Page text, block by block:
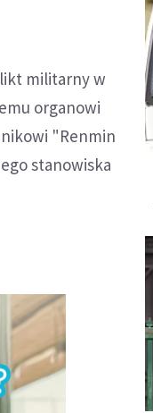
militarny w
organowi
"Renmin
stanowiska